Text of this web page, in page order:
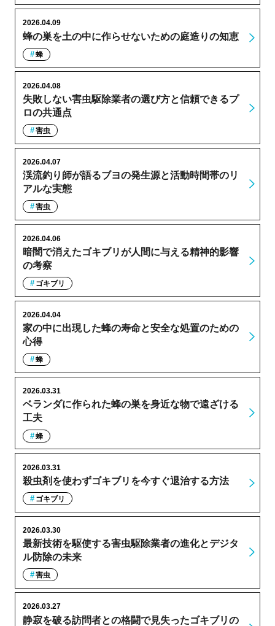
蜂の巣を土の中に作らせないための庭造りの知恵
2026.04.09
蜂
失敗しない害虫駆除業者の選び方と信頼できるプ
ロの共通点
2026.04.08
害虫
渓流釣り師が語るブヨの発生源と活動時間帯のリ
アルな実態
2026.04.07
害虫
暗闇で消えたゴキブリが人間に与える精神的影響
の考察
2026.04.06
ゴキブリ
家の中に出現した蜂の寿命と安全な処置のための
心得
2026.04.04
蜂
ベランダに作られた蜂の巣を身近な物で遠ざける
工夫
2026.03.31
蜂
殺虫剤を使わずゴキブリを今すぐ退治する方法
2026.03.31
ゴキブリ
最新技術を駆使する害虫駆除業者の進化とデジタ
ル防除の未来
2026.03.30
害虫
静寂を破る訪問者との格闘で見失ったゴキブリの
2026.03.27